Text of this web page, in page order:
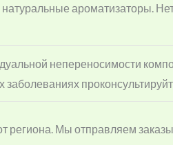
ароматизаторы.
непереносимости
региона. Мы отправляем